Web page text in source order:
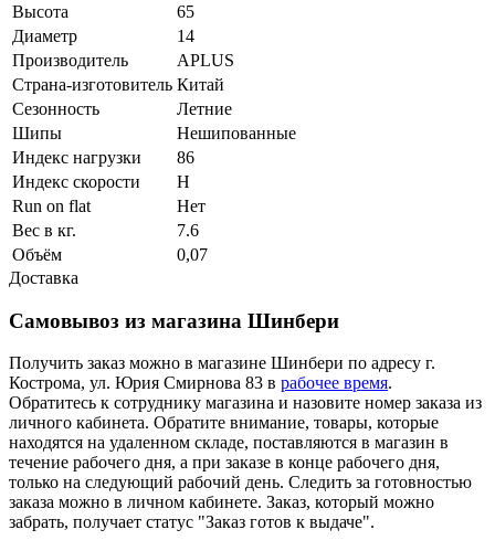
Высота
65
Диаметр
14
Производитель
APLUS
Страна-изготовитель Китай
Сезонность
Летние
Шипы
Нешипованные
Индекс нагрузки
86
Индекс скорости
H
Run on flat
Нет
Вес в кг.
7.6
Объём
0,07
Доставка
Самовывоз из магазина Шинбери
Получить заказ можно в магазине Шинбери по адресу г.
Кострома, ул. Юрия Смирнова 83 в рабочее время.
Обратитесь к сотруднику магазина и назовите номер заказа из
личного кабинета. Обратите внимание, товары, которые
находятся на удаленном складе, поставляются в магазин в
течение рабочего дня, а при заказе в конце рабочего дня,
только на следующий рабочий день. Следить за готовностью
заказа можно в личном кабинете. Заказ, который можно
забрать, получает статус "Заказ готов к выдаче".